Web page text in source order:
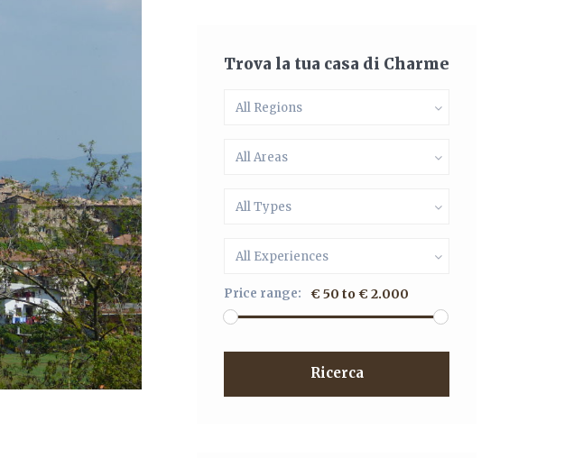
Trova la tua casa di Charme
All Regions
All Areas
All Types
All Experiences
Price range: € 50 to € 2.000
Ricerca